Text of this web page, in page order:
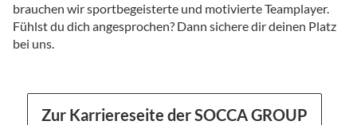
brauchen wir sportbegeisterte und motivierte Teamplayer.
Fühlst du dich angesprochen? Dann sichere dir deinen Platz
bei uns.
Zur Karriereseite der SOCCA GROUP